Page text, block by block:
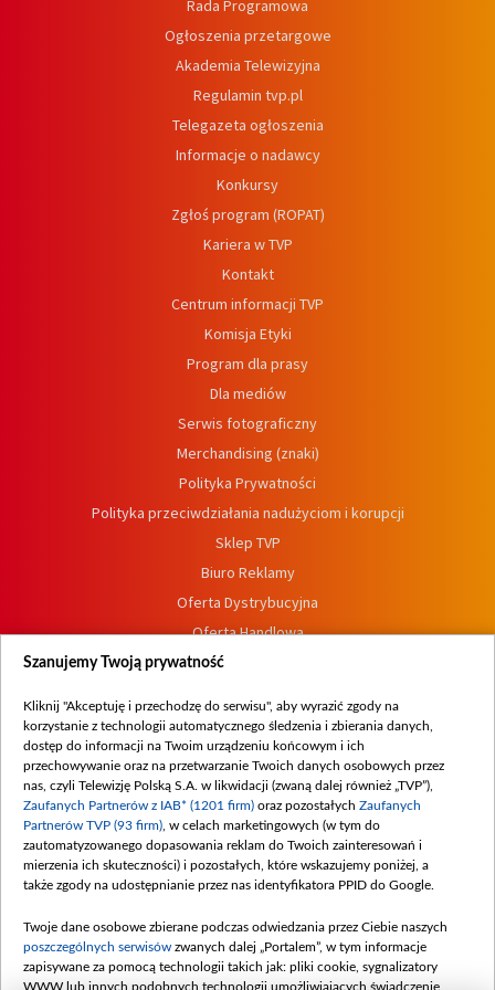
Rada Programowa
Ogłoszenia przetargowe
Akademia Telewizyjna
Regulamin tvp.pl
Telegazeta ogłoszenia
Informacje o nadawcy
Konkursy
Zgłoś program (ROPAT)
Kariera w TVP
Kontakt
Centrum informacji TVP
Komisja Etyki
Program dla prasy
Dla mediów
Serwis fotograficzny
Merchandising (znaki)
Polityka Prywatności
Polityka przeciwdziałania nadużyciom i korupcji
Sklep TVP
Biuro Reklamy
Oferta Dystrybucyjna
Oferta Handlowa
Dostępność
Procedura zgłoszeń wewnętrznych
Szanujemy Twoją prywatność
Kliknij "Akceptuję i przechodzę do serwisu", aby wyrazić zgody na
korzystanie z technologii automatycznego śledzenia i zbierania danych,
dostęp do informacji na Twoim urządzeniu końcowym i ich
przechowywanie oraz na przetwarzanie Twoich danych osobowych przez
nas, czyli Telewizję Polską S.A. w likwidacji (zwaną dalej również „TVP”),
Zaufanych Partnerów z IAB* (1201 firm) oraz pozostałych Zaufanych
Partnerów TVP (93 firm) , w celach marketingowych (w tym do
zautomatyzowanego dopasowania reklam do Twoich zainteresowań i
mierzenia ich skuteczności) i pozostałych, które wskazujemy poniżej, a
także zgody na udostępnianie przez nas identyfikatora PPID do Google.
Twoje dane osobowe zbierane podczas odwiedzania przez Ciebie naszych
poszczególnych serwisów zwanych dalej „Portalem”, w tym informacje
zapisywane za pomocą technologii takich jak: pliki cookie, sygnalizatory
WWW lub innych podobnych technologii umożliwiających świadczenie